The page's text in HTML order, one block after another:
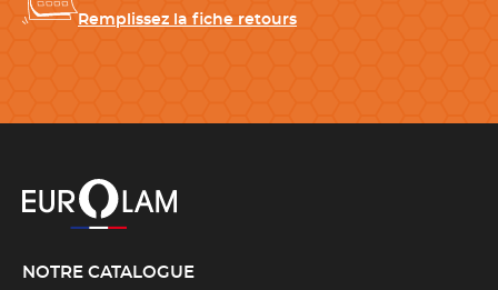
Hauteur 4 cm
Entretien
Couleur(s)
Remplissez la fiche retours
NOTRE CATALOGUE